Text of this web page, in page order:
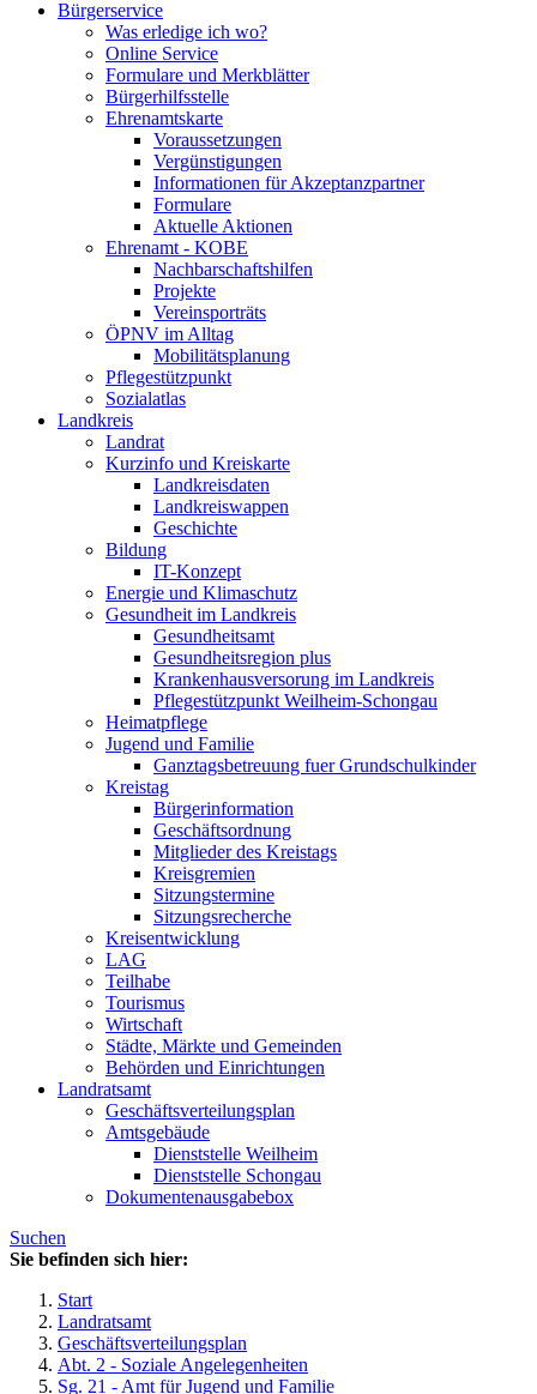
Bürgerservice
Was erledige ich wo?
Online Service
Formulare und Merkblätter
Bürgerhilfsstelle
Ehrenamtskarte
Voraussetzungen
Vergünstigungen
Informationen für Akzeptanzpartner
Formulare
Aktuelle Aktionen
Ehrenamt - KOBE
Nachbarschaftshilfen
Projekte
Vereinsporträts
ÖPNV im Alltag
Mobilitätsplanung
Pflegestützpunkt
Sozialatlas
Landkreis
Landrat
Kurzinfo und Kreiskarte
Landkreisdaten
Landkreiswappen
Geschichte
Bildung
IT-Konzept
Energie und Klimaschutz
Gesundheit im Landkreis
Gesundheitsamt
Gesundheitsregion plus
Krankenhausversorung im Landkreis
Pflegestützpunkt Weilheim-Schongau
Heimatpflege
Jugend und Familie
Ganztagsbetreuung fuer Grundschulkinder
Kreistag
Bürgerinformation
Geschäftsordnung
Mitglieder des Kreistags
Kreisgremien
Sitzungstermine
Sitzungsrecherche
Kreisentwicklung
LAG
Teilhabe
Tourismus
Wirtschaft
Städte, Märkte und Gemeinden
Behörden und Einrichtungen
Landratsamt
Geschäftsverteilungsplan
Amtsgebäude
Dienststelle Weilheim
Dienststelle Schongau
Dokumentenausgabebox
Suchen
Sie befinden sich hier:
Start
Landratsamt
Geschäftsverteilungsplan
Abt. 2 - Soziale Angelegenheiten
Sg. 21 - Amt für Jugend und Familie